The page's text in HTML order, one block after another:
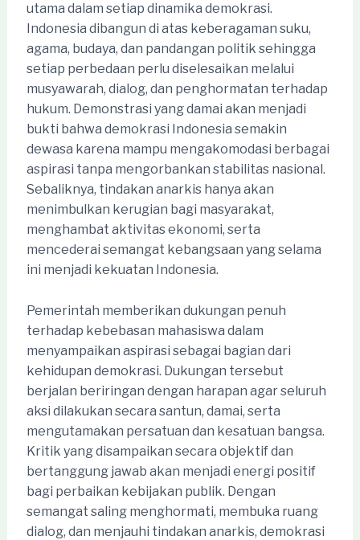
utama dalam setiap dinamika demokrasi.
Indonesia dibangun di atas keberagaman suku,
agama, budaya, dan pandangan politik sehingga
setiap perbedaan perlu diselesaikan melalui
musyawarah, dialog, dan penghormatan terhadap
hukum. Demonstrasi yang damai akan menjadi
bukti bahwa demokrasi Indonesia semakin
dewasa karena mampu mengakomodasi berbagai
aspirasi tanpa mengorbankan stabilitas nasional.
Sebaliknya, tindakan anarkis hanya akan
menimbulkan kerugian bagi masyarakat,
menghambat aktivitas ekonomi, serta
mencederai semangat kebangsaan yang selama
ini menjadi kekuatan Indonesia.
Pemerintah memberikan dukungan penuh
terhadap kebebasan mahasiswa dalam
menyampaikan aspirasi sebagai bagian dari
kehidupan demokrasi. Dukungan tersebut
berjalan beriringan dengan harapan agar seluruh
aksi dilakukan secara santun, damai, serta
mengutamakan persatuan dan kesatuan bangsa.
Kritik yang disampaikan secara objektif dan
bertanggung jawab akan menjadi energi positif
bagi perbaikan kebijakan publik. Dengan
semangat saling menghormati, membuka ruang
dialog, dan menjauhi tindakan anarkis, demokrasi